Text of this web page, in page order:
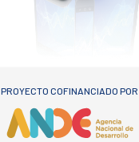
PROYECTO COFINANCIADO POR